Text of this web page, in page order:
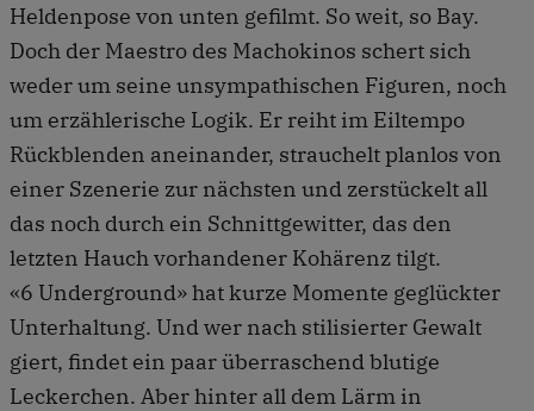
Heldenpose von unten gefilmt. So weit, so Bay.
Doch der Maestro des Machokinos schert sich
weder um seine unsympathischen Figuren, noch
um erzählerische Logik. Er reiht im Eiltempo
Rückblenden aneinander, strauchelt planlos von
einer Szenerie zur nächsten und zerstückelt all
das noch durch ein Schnittgewitter, das den
letzten Hauch vorhandener Kohärenz tilgt.
«6 Underground» hat kurze Momente geglückter
Unterhaltung. Und wer nach stilisierter Gewalt
giert, findet ein paar überraschend blutige
Leckerchen. Aber hinter all dem Lärm in